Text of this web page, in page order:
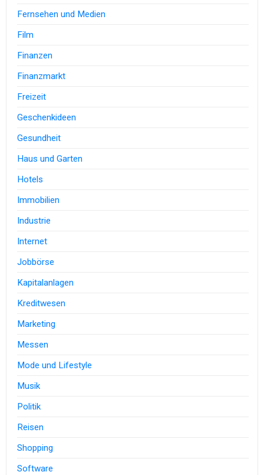
Fernsehen und Medien
Film
Finanzen
Finanzmarkt
Freizeit
Geschenkideen
Gesundheit
Haus und Garten
Hotels
Immobilien
Industrie
Internet
Jobbörse
Kapitalanlagen
Kreditwesen
Marketing
Messen
Mode und Lifestyle
Musik
Politik
Reisen
Shopping
Software